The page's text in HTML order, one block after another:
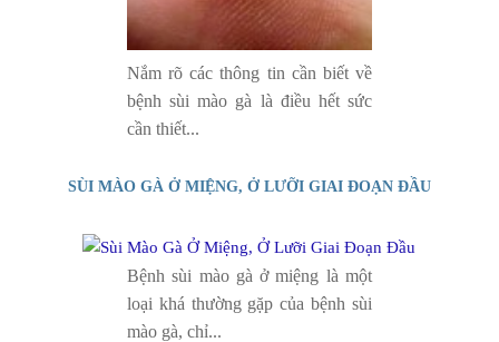
Nắm rõ các thông tin cần biết về
bệnh sùi mào gà là điều hết sức
cần thiết...
SÙI MÀO GÀ Ở MIỆNG, Ở LƯỠI GIAI ĐOẠN ĐẦU
Bệnh sùi mào gà ở miệng là một
loại khá thường gặp của bệnh sùi
mào gà, chỉ...